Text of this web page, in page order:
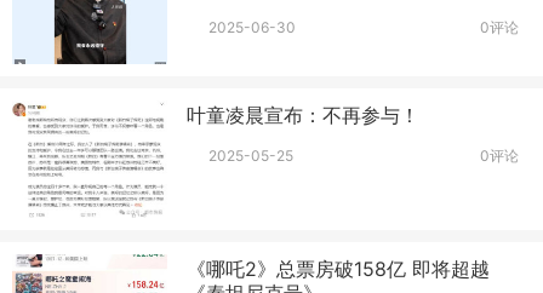
0评论
2025-06-30
叶童凌晨宣布：不再参与！
0评论
2025-05-25
《哪吒2》总票房破158亿 即将超越